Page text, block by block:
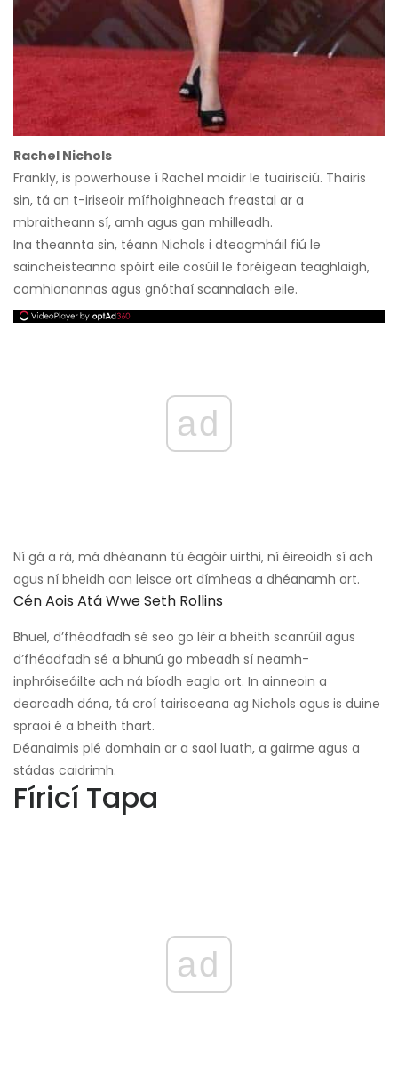
Rachel Nichols
Frankly, is powerhouse í Rachel maidir le tuairisciú. Thairis
sin, tá an t-iriseoir mífhoighneach freastal ar a
mbraitheann sí, amh agus gan mhilleadh.
Ina theannta sin, téann Nichols i dteagmháil fiú le
saincheisteanna spóirt eile cosúil le foréigean teaghlaigh,
comhionannas agus gnóthaí scannalach eile.
ad
Ní gá a rá, má dhéanann tú éagóir uirthi, ní éireoidh sí ach
agus ní bheidh aon leisce ort dímheas a dhéanamh ort.
Cén Aois Atá Wwe Seth Rollins
Bhuel, d’fhéadfadh sé seo go léir a bheith scanrúil agus
d’fhéadfadh sé a bhunú go mbeadh sí neamh-
inphróiseáilte ach ná bíodh eagla ort. In ainneoin a
dearcadh dána, tá croí tairisceana ag Nichols agus is duine
spraoi é a bheith thart.
Déanaimis plé domhain ar a saol luath, a gairme agus a
stádas caidrimh.
Fíricí Tapa
ad